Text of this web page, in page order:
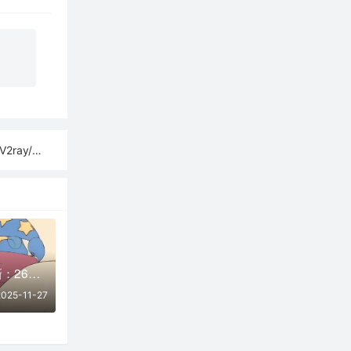
阅链接
11月27日实时更新：26条可用SSR/V2Ray/Clash节点
11-27